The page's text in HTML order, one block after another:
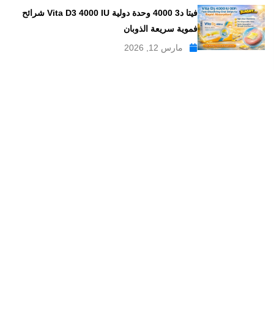
فيتا د3 4000 وحدة دولية Vita D3 4000 IU شرائح
فموية سريعة الذوبان
مارس 12, 2026